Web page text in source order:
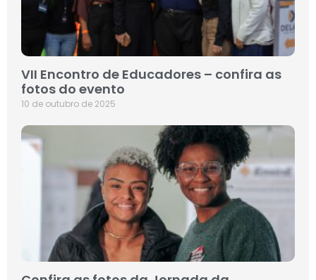
VII Encontro de Educadores – confira as
fotos do evento
10 de outubro de 2025